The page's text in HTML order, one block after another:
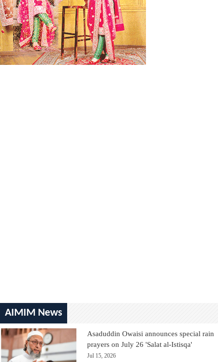
AIMIM News
Asaduddin Owaisi announces special rain
prayers on July 26 'Salat al-Istisqa'
Jul 15, 2026